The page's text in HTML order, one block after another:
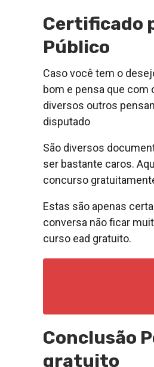
Certificado
Público
Caso você tem o
bom e pensa que com
diversos outros
disputado
São diversos
ser bastante caros.
concurso
Estas são apenas
conversa não ficar
curso ead gratuito.
Conclusão
gratuito